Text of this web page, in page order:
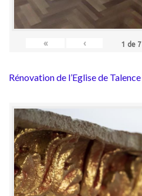
« ‹ 1 de 7
Rénovation de l’Eglise de Talence